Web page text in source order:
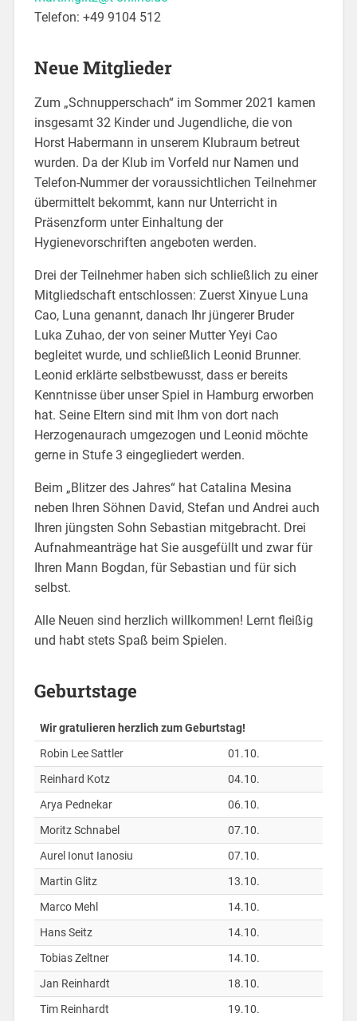
Telefon: +49 9104 512
Neue Mitglieder
Zum „Schnupperschach“ im Sommer 2021 kamen
insgesamt 32 Kinder und Jugendliche, die von
Horst Habermann in unserem Klubraum betreut
wurden. Da der Klub im Vorfeld nur Namen und
Telefon-Nummer der voraussichtlichen Teilnehmer
übermittelt bekommt, kann nur Unterricht in
Präsenzform unter Einhaltung der
Hygienevorschriften angeboten werden.
Drei der Teilnehmer haben sich schließlich zu einer
Mitgliedschaft entschlossen: Zuerst Xinyue Luna
Cao, Luna genannt, danach Ihr jüngerer Bruder
Luka Zuhao, der von seiner Mutter Yeyi Cao
begleitet wurde, und schließlich Leonid Brunner.
Leonid erklärte selbstbewusst, dass er bereits
Kenntnisse über unser Spiel in Hamburg erworben
hat. Seine Eltern sind mit Ihm von dort nach
Herzogenaurach umgezogen und Leonid möchte
gerne in Stufe 3 eingegliedert werden.
Beim „Blitzer des Jahres“ hat Catalina Mesina
neben Ihren Söhnen David, Stefan und Andrei auch
Ihren jüngsten Sohn Sebastian mitgebracht. Drei
Aufnahmeanträge hat Sie ausgefüllt und zwar für
Ihren Mann Bogdan, für Sebastian und für sich
selbst.
Alle Neuen sind herzlich willkommen! Lernt fleißig
und habt stets Spaß beim Spielen.
Geburtstage
Wir gratulieren herzlich zum Geburtstag!
Robin Lee Sattler
01.10.
Reinhard Kotz
04.10.
Arya Pednekar
06.10.
Moritz Schnabel
07.10.
Aurel Ionut Ianosiu
07.10.
Martin Glitz
13.10.
Marco Mehl
14.10.
Hans Seitz
14.10.
Tobias Zeltner
14.10.
Jan Reinhardt
18.10.
Tim Reinhardt
19.10.